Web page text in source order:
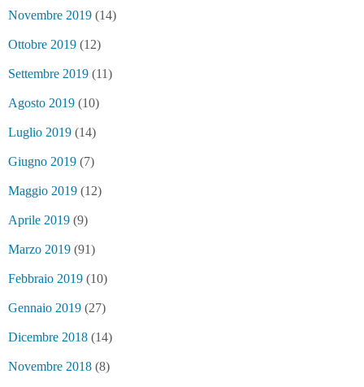
Novembre 2019 (14)
Ottobre 2019 (12)
Settembre 2019 (11)
Agosto 2019 (10)
Luglio 2019 (14)
Giugno 2019 (7)
Maggio 2019 (12)
Aprile 2019 (9)
Marzo 2019 (91)
Febbraio 2019 (10)
Gennaio 2019 (27)
Dicembre 2018 (14)
Novembre 2018 (8)